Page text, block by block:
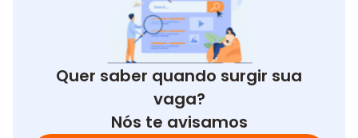
Quer saber quando surgir sua
vaga?
Nós te avisamos